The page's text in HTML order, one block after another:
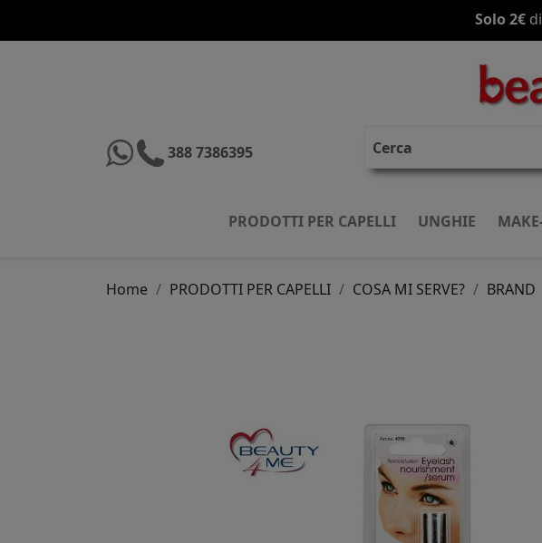
388 7386395
PRODOTTI PER CAPELLI UNGHIE
Home PRODOTTI PER CAPELLI COSA MI SERVE? BRAND